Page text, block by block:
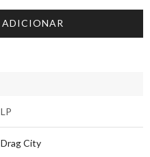
ADICIONAR
LP
Drag City